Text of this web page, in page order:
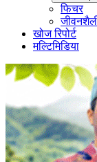
फिचर
खोज रिपोर्ट
मल्टिमिडिया